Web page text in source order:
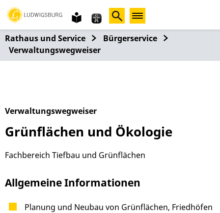
Gebärdensprache
leichte
Sprache
Rathaus und Service
Bürgerservice
Verwaltungswegweiser
Verwaltungswegweiser
Grünflächen und Ökologie
Fachbereich Tiefbau und Grünflächen
Allgemeine Informationen
Planung und Neubau von Grünflächen, Friedhöfen